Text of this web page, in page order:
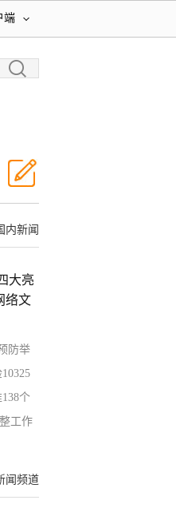
端
内新闻
大亮
络文
防举
个
工作
闻频道